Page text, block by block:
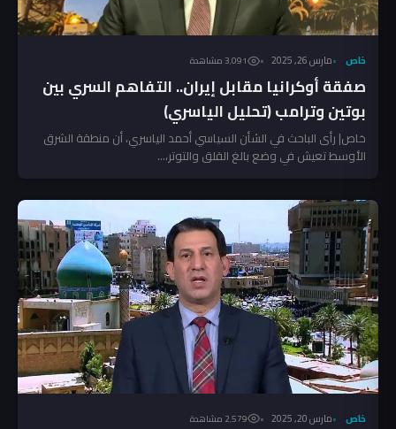
خاص مارس 26, 2025 3٬091 مشاهدة
صفقة أوكرانيا مقابل إيران.. التفاهم السري بين
بوتين وترامب (تحليل الياسري)
خاص| رأى الباحث في الشأن السياسي أحمد الياسري، أن منطقة الشرق
الأوسط تعيش في وضع بالغ القلق والتوتر،...
خاص مارس 20, 2025 2٬579 مشاهدة